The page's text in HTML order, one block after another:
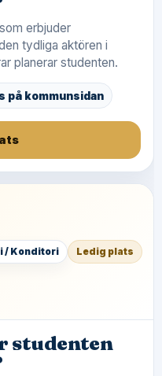
erbjuder
tydliga aktören i
planerar studenten.
på kommunsidan
/ Konditori Ledig plats
studenten